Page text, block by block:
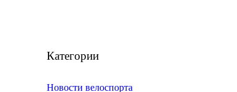
Категории
Новости велоспорта